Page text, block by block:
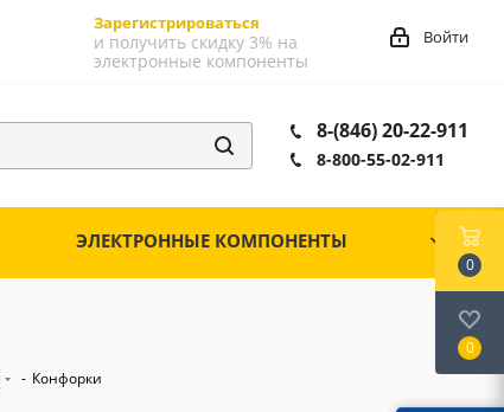
Зарегистрироваться
и получить скидку 3% на
электронные компоненты
Войти
8-(846) 20-22-911
8-800-55-02-911
ЭЛЕКТРОННЫЕ КОМПОНЕНТЫ
- Конфорки
0
0